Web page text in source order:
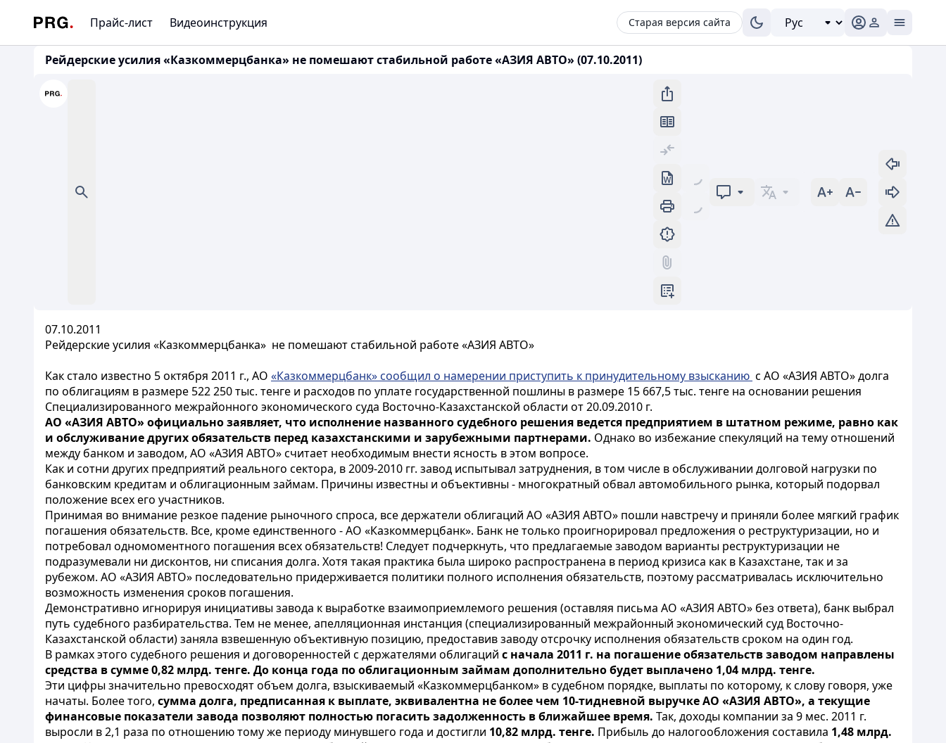
Прайс-лист Видеоинструкция Старая версия сайта
Рейдерские усилия «Казкоммерцбанка» не помешают стабильной работе «АЗИЯ АВТО» (07.10.2011)
07.10.2011
Рейдерские усилия «Казкоммерцбанка» не помешают стабильной работе «АЗИЯ АВТО»
Как стало известно 5 октября 2011 г., АО «Казкоммерцбанк» сообщил о намерении приступить к принудительному взысканию с АО «АЗИЯ АВТО»долга
по облигациям в размере 522 250 тыс. тенге и расходов по уплате государственной пошлины в размере 15 667,5 тыс. тенге на основании решения
Специализированного межрайонного экономического суда Восточно-Казахстанской области от 20.09.2010 г.
АО «АЗИЯ АВТО» официально заявляет, что исполнение названного судебного решения ведется предприятием в штатном режиме, равно как
и обслуживание других обязательств перед казахстанскими и зарубежными партнерами. Однако во избежание спекуляций на тему отношений
между банком и заводом, АО «АЗИЯ АВТО» считает необходимым внести ясность в этом вопросе.
Как и сотни других предприятий реального сектора, в 2009-2010 гг. завод испытывал затруднения, в том числе в обслуживании долговой нагрузки по
банковским кредитам и облигационным займам. Причины известны и объективны - многократный обвал автомобильного рынка, который подорвал
положение всех его участников.
Принимая во внимание резкое падение рыночного спроса, все держатели облигаций АО «АЗИЯ АВТО» пошли навстречу и приняли более мягкий график
погашения обязательств. Все, кроме единственного - АО «Казкоммерцбанк». Банк не только проигнорировал предложения о реструктуризации, но и
потребовал одномоментного погашения всех обязательств! Следует подчеркнуть, что предлагаемые заводом варианты реструктуризации не
подразумевали ни дисконтов, ни списания долга. Хотя такая практика была широко распространена в период кризиса как в Казахстане, так и за
рубежом. АО «АЗИЯ АВТО» последовательно придерживается политики полного исполнения обязательств, поэтому рассматривалась исключительно
возможность изменения сроков погашения.
Демонстративно игнорируя инициативы завода к выработке взаимоприемлемого решения (оставляя письма АО «АЗИЯ АВТО» без ответа), банк выбрал
путь судебного разбирательства. Тем не менее, апелляционная инстанция (специализированный межрайонный экономический суд Восточно-
Казахстанской области) заняла взвешенную объективную позицию, предоставив заводу отсрочку исполнения обязательств сроком на один год.
В рамках этого судебного решения и договоренностей с держателями облигаций с начала 2011 г. на погашение обязательств заводом направлены
средства в сумме 0,82 млрд. тенге. До конца года по облигационным займам дополнительно будет выплачено 1,04 млрд. тенге.
Эти цифры значительно превосходят объем долга, взыскиваемый «Казкоммерцбанком» в судебном порядке, выплаты по которому, к слову говоря, уже
начаты. Более того, сумма долга, предписанная к выплате, эквивалентна не более чем 10-тидневной выручке АО «АЗИЯ АВТО», а текущие
финансовые показатели завода позволяют полностью погасить задолженность в ближайшее время. Так, доходы компании за 9 мес. 2011 г.
выросли в 2,1 раза по отношению тому же периоду минувшего года и достигли 10,82 млрд. тенге. Прибыль до налогообложения составила 1,48 млрд.